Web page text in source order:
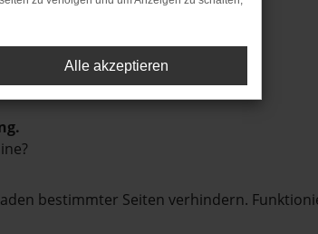
bestimmter Seiten verhindern.
Alle akzeptieren